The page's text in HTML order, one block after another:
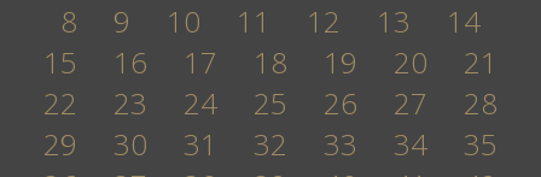
8
9 10 11 12 13
14
15
16 17 18 19 20
21
22
23 24 25 26 27
28
29
30 31 32 33 34
35